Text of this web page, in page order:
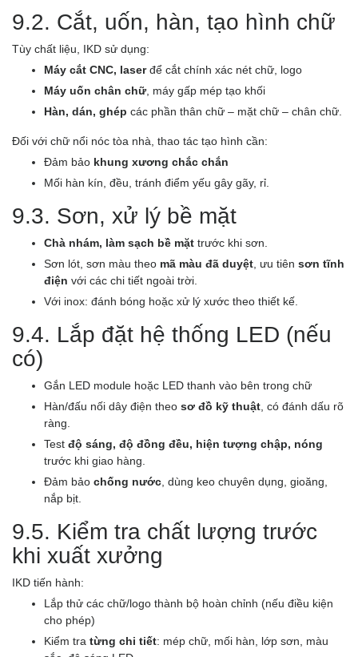
9.2. Cắt, uốn, hàn, tạo hình chữ
Tùy chất liệu, IKD sử dụng:
Máy cắt CNC, laserđể cắt chính xác nét chữ, logo
Máy uốn chân chữ, máy gấp mép tạo khối
Hàn, dán, ghép các phần thân chữ – mặt chữ – chân chữ.
Đối với chữ nổi nóc tòa nhà, thao tác tạo hình cần:
Đảm bảo khung xương chắc chắn
Mối hàn kín, đều, tránh điểm yếu gây gãy, rỉ.
9.3. Sơn, xử lý bề mặt
Chà nhám, làm sạch bề mặt trước khi sơn.
Sơn lót, sơn màu theo mã màu đã duyệt , ưu tiên sơn tĩnh
điện với các chi tiết ngoài trời.
Với inox: đánh bóng hoặc xử lý xước theo thiết kế.
9.4. Lắp đặt hệ thống LED (nếu
có)
Gắn LED module hoặc LED thanh vào bên trong chữ
Hàn/đấu nối dây điện theo sơ đồ kỹ thuật , có đánh dấu rõ
ràng.
Test độ sáng, độ đồng đều, hiện tượng chập, nóng
trước khi giao hàng.
Đảm bảo chống nước , dùng keo chuyên dụng, gioăng,
nắp bịt.
9.5. Kiểm tra chất lượng trước
khi xuất xưởng
IKD tiến hành:
Lắp thử các chữ/logo thành bộ hoàn chỉnh (nếu điều kiện
cho phép)
Kiểm tra từng chi tiết: mép chữ, mối hàn, lớp sơn, màu